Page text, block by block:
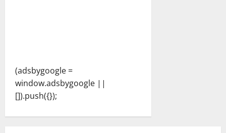
(adsbygoogle =
window.adsbygoogle ||
[]).push({});